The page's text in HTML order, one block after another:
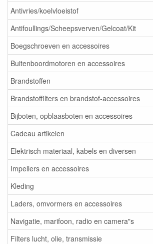
Antivries/koelvloeistof
Antifoullings/Scheepsverven/Gelcoat/Kit
Boegschroeven en accessoires
Buitenboordmotoren en accessoires
Brandstoffen
Brandstoffilters en brandstof-accessoires
Bijboten, opblaasboten en accessoires
Cadeau artikelen
Elektrisch materiaal, kabels en diversen
Impellers en accessoires
Kleding
Laders, omvormers en accessoires
Navigatie, marifoon, radio en camera"s
Filters lucht, olie, transmissie